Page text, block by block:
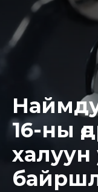
16-ны
халуун